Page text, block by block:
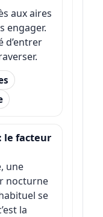
aux aires
engager.
d’entrer
le facteur
une
nocturne
se
la